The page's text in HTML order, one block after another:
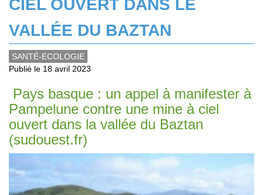
CIEL OUVERT DANS LE
VALLÉE DU BAZTAN
SANTÉ-ECOLOGIE
Publié le 18 avril 2023
Pays basque : un appel à manifester à
Pampelune contre une mine à ciel
ouvert dans la vallée du Baztan
(sudouest.fr)